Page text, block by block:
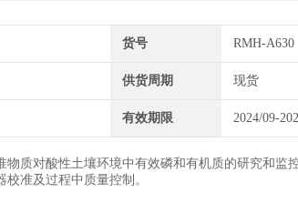
货号 RMH-A630
供货周期 现货
有效期限 2024/09-
物质对酸性土壤环境中有效磷和有机质的研究和监
准及过程中质量控制。